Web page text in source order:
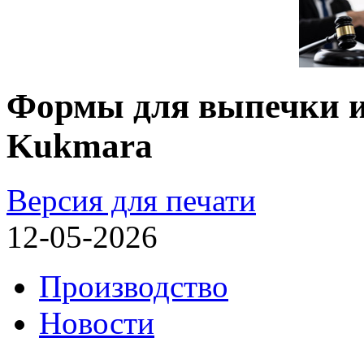
Формы для выпечки
Kukmara
Версия для печати
12-05-2026
Производство
Новости